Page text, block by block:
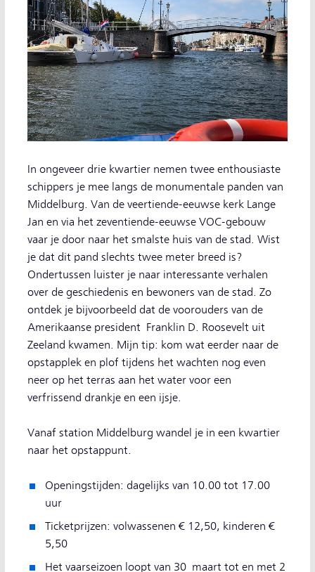
In ongeveer drie kwartier nemen twee enthousiaste
schippers je mee langs de monumentale panden van
Middelburg. Van de veertiende-eeuwse kerk Lange
Jan en via het zeventiende-eeuwse VOC-gebouw
vaar je door naar het smalste huis van de stad. Wist
je dat dit pand slechts twee meter breed is?
Ondertussen luister je naar interessante verhalen
over de geschiedenis en bewoners van de stad. Zo
ontdek je bijvoorbeeld dat de voorouders van de
Amerikaanse president Franklin D. Roosevelt uit
Zeeland kwamen. Mijn tip: kom wat eerder naar de
opstapplek en plof tijdens het wachten nog even
neer op het terras aan het water voor een
verfrissend drankje en een ijsje.
Vanaf station Middelburg wandel je in een kwartier
naar het opstappunt.
Openingstijden: dagelijks van 10.00 tot 17.00
uur
Ticketprijzen: volwassenen € 12,50, kinderen €
5,50
Het vaarseizoen loopt van 30 maart tot en met 2